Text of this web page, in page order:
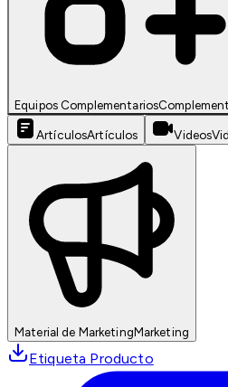
Equipos Complementarios
ArtículosArtículos Videos
Material de MarketingMarketing
Etiqueta Producto